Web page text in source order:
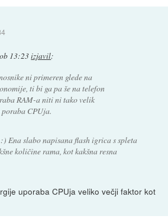
13:23izjavil:
ni primeren glede na
ti bi ga pa še na telefon
RAM-a niti ni tako velik
CPUja.
Ena slabo napisana flash igrica s spleta
količine rama, kot kakšna resna
uporaba CPUja veliko večji faktor kot